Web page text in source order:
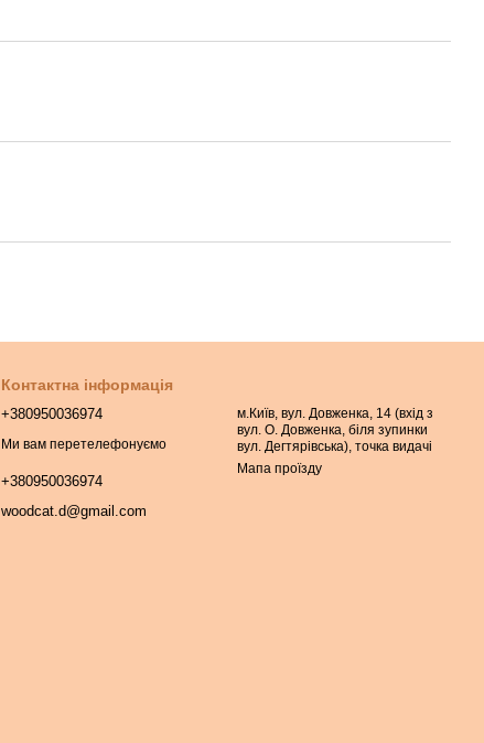
Контактна інформація
+380950036974
Ми вам перетелефонуємо
+380950036974
woodcat.d@gmail.com
м.Київ, вул. Довженка, 14 (вхід з
вул. О. Довженка, біля зупинки
вул. Дегтярівська), точка видачі
Мапа проїзду